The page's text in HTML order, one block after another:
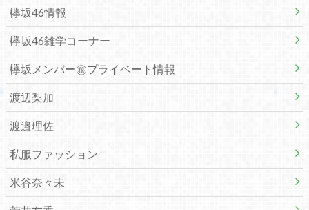
欅坂46情報
欅坂46雑学コーナー
欅坂メンバー㊙プライベート情報
渡辺梨加
渡邉理佐
私服ファッション
米谷奈々未